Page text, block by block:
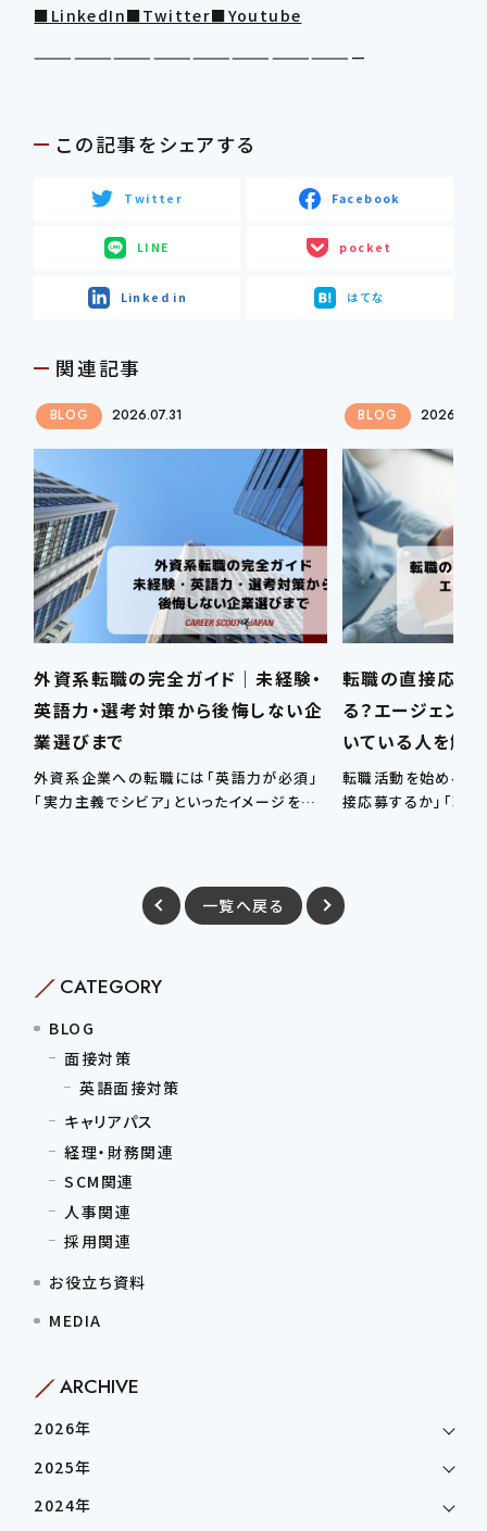
■LinkedIn■Twitter■Youtube
—————————————————————————
この記事をシェアする
Twitter Facebook
LINE pocket
Linked in はてな
関連記事
BLOG 2026.07.31
外資系転職の完全ガイド｜未経験・
英語力・選考対策から後悔しない企
業選びまで
外資系企業への転職には「英語力が必須」
「実力主義でシビア」といったイメージを持
BLOG
転職の直接応募
る？エージェン
いている人を解
転職活動を始めると
接応募するか」「転
一覧へ戻る
CATEGORY
BLOG
面接対策
英語面接対策
キャリアパス
経理・財務関連
SCM関連
人事関連
採用関連
お役立ち資料
MEDIA
ARCHIVE
2026年
2025年
2024年